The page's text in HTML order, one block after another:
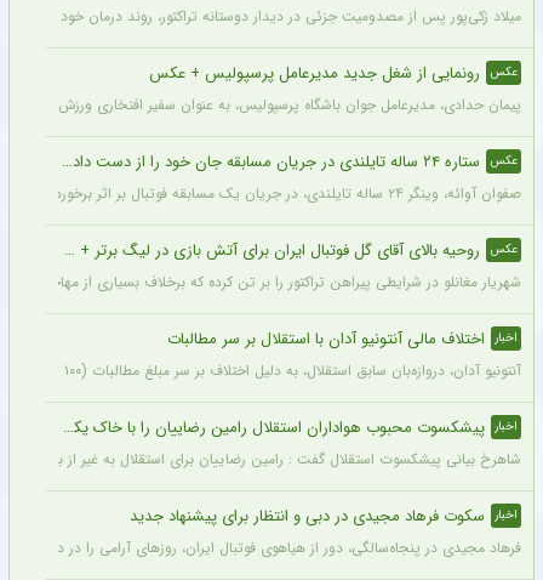
میلاد زکی‌پور پس از مصدومیت جزئی در دیدار دوستانه تراکتور، روند درمان خود را
عکس رونمایی از شغل جدید مدیرعامل پرسپولیس + عکس
پیمان حدادی، مدیرعامل جوان باشگاه پرسپولیس، به عنوان سفیر افتخاری ورزش چوگان
عکس ستاره ۲۴ ساله تایلندی در جریان مسابقه جان خود را از دست داد + عکس
صفوان آوائه، وینگر ۲۴ ساله تایلندی، در جریان یک مسابقه فوتبال بر اثر برخورد صاعقه جان خود را از دست داد.
عکس روحیه بالای آقای گل فوتبال ایران برای آتش بازی در لیگ برتر + عکس
شهریار مغانلو در شرایطی پیراهن تراکتور را بر تن کرده که برخلاف بسیاری از مهاجمان
اخبار اختلاف مالی آنتونیو آدان با استقلال بر سر مطالبات
آنتونیو آدان، دروازه‌بان سابق استقلال، به دلیل اختلاف بر سر مبلغ مطالبات (۱۰۰ تا ۲۰۰ هزار یورو) قصد شکایت از باشگاه را دارد.
اخبار پیشکسوت محبوب هواداران استقلال رامین رضاییان را با خاک یکسان کرد + جزئیات
شاهرخ بیانی پیشکسوت استقلال گفت : رامین رضاییان برای استقلال به غیر از بازار
اخبار سکوت فرهاد مجیدی در دبی و انتظار برای پیشنهاد جدید
فرهاد مجیدی در پنجاه‌سالگی، دور از هیاهوی فوتبال ایران، روزهای آرامی را در دبی